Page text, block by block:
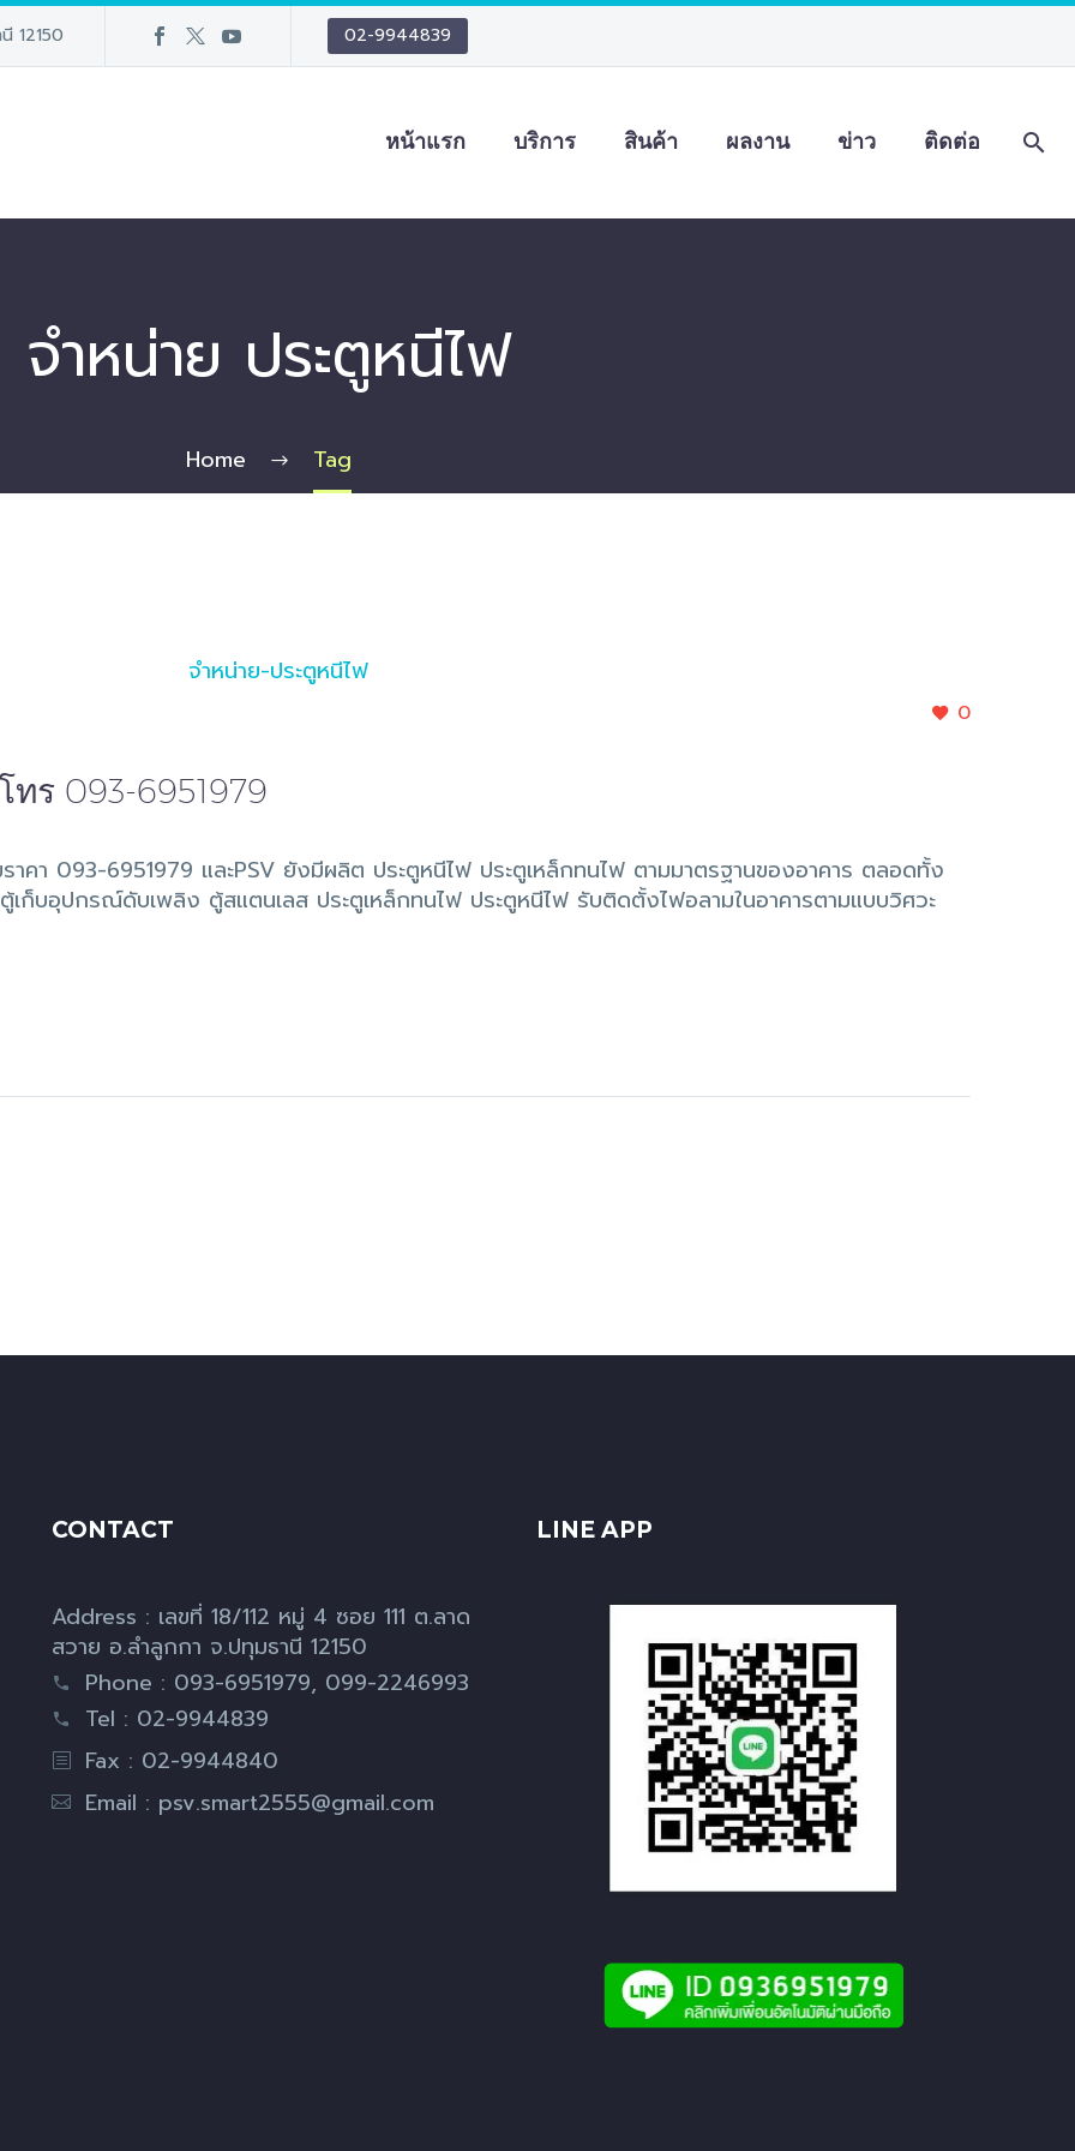
12150 02-9944839
หน้าแรก บริการ สินค้า ผลงาน ข่าว ติดต่อ
จำหน่าย ประตูหนีไฟ
Home Tag
0
ร 093-6951979
คา 093-6951979 และPSV ยังมีผลิต ประตูหนีไฟ ประตูเหล็กทนไฟ ตามมาตรฐานของอาคาร ตลอดทั้ง
เก็บอุปกรณ์ดับเพลิง ตู้สแตนเลส ประตูเหล็กทนไฟ ประตูหนีไฟ รับติดตั้งไฟอลามในอาคารตามแบบวิศวะ
CONTACT
Address : เลขที่ 18/112 หมู่ 4 ซอย 111 ต.ลาด
สวาย อ.ลำลูกกา จ.ปทุมธานี 12150
Phone : 093-6951979, 099-2246993
Tel : 02-9944839
Fax : 02-9944840
Email : psv.smart2555@gmail.com
LINE APP